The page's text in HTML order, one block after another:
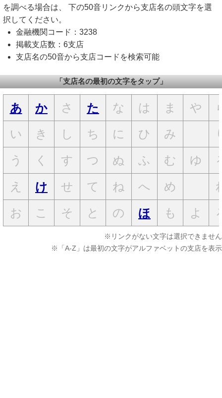
を調べる場合は、 下の50音リンクから支店名の頭文字を選
択してください。
金融機関コード：3238
掲載支店数：6支店
支店名の50音から支店コードを検索可能
「支店名の最初の文字をタップ」
あ か さ た な は ま や
い
き し ち に ひ み
う
く す つ ぬ ふ む ゆ
え
け せ て ね へ め
お
こ そ と の ほ も よ
※リンクがない文字は選択できません
※「A-Z」は最初の文字がアルファベットの支店を表示